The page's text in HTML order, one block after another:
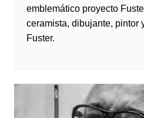
emblemático proyecto
ceramista, dibujante, pintor
Fuster.